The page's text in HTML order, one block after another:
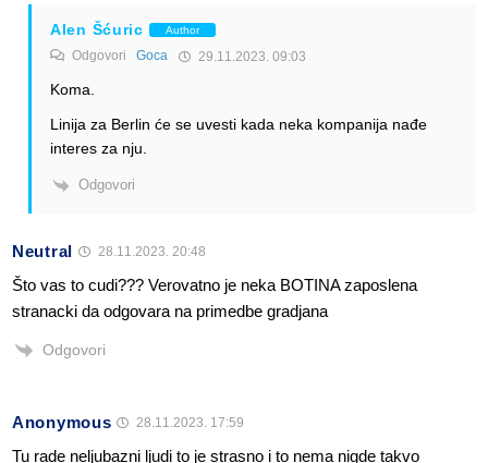
Alen Šćuric Author
Odgovori Goca 29.11.2023. 09:03
Koma.
Linija za Berlin će se uvesti kada neka kompanija nađe
interes za nju.
Odgovori
Neutral 28.11.2023. 20:48
Što vas to cudi??? Verovatno je neka BOTINA zaposlena
stranacki da odgovara na primedbe gradjana
Odgovori
Anonymous 28.11.2023. 17:59
Tu rade neljubazni ljudi to je strasno i to nema nigde takvo